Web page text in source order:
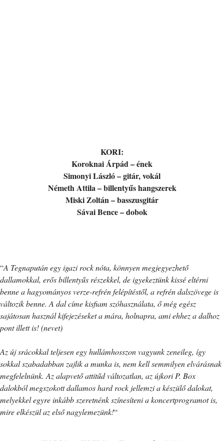
KORI:
Koroknai Árpád – ének
Simonyi László – gitár, vokál
Németh Attila – billentyűs hangszerek
Miski Zoltán – basszusgitár
Sávai Bence – dobok
“A Tegnapután egy igazi rock nóta, könnyen megjegyezhető
dallamokkal, erős billentyűs részekkel, de igyekeztünk kissé eltérni
benne a hagyományos verze-refrén felépítéstől, a refrén dalszövege is
változik benne. A dal címe kisfiam szóhasználata, ő még egész
sajátosan használ kifejezéseket a mára, holnapra, ami ehhez a dalhoz
pont illett is! (nevet)
Az új srácokkal teljesen egy hullámhosszon vagyunk zeneileg, így
sokkal szabadabban zajlik a munka is, nem kell semmilyen elvárásnak
megfelelnünk. Az alapvető attitűd változatlan, az újkori P. Box
dalokból megszokott dallamos hard rock jellemzi a készülő dalokat,
melyekkel egyre inkább szeretnénk színesíteni a koncertprogramot is,
mire elkészül az első nagylemezünk!“